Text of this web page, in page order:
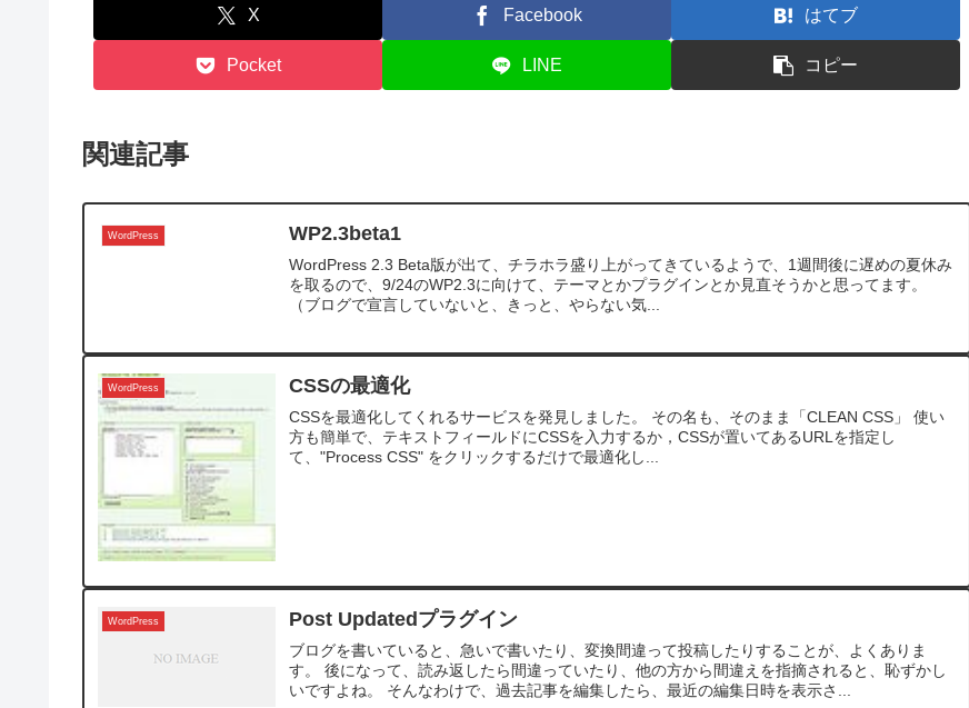
X Facebook はてブ
Pocket LINE コピー
関連記事
WordPress WP2.3beta1
WordPress 2.3 Beta版が出て、チラホラ盛り上がってきているようで、1週間後に遅めの夏休み
を取るので、9/24のWP2.3に向けて、テーマとかプラグインとか見直そうかと思ってます。
（ブログで宣言していないと、きっと、やらない気...
WordPress CSSの最適化
CSSを最適化してくれるサービスを発見しました。 その名も、そのまま「CLEAN CSS」 使い
方も簡単で、テキストフィールドにCSSを入力するか，CSSが置いてあるURLを指定し
て、"Process CSS" をクリックするだけで最適化し...
WordPress Post Updatedプラグイン
ブログを書いていると、急いで書いたり、変換間違って投稿したりすることが、よくありま
す。 後になって、読み返したら間違っていたり、他の方から間違えを指摘されると、恥ずかし
いですよね。 そんなわけで、過去記事を編集したら、最近の編集日時を表示さ...